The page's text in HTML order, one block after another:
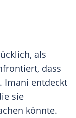
als
dass
Imani entdeckt
sie
könnte.